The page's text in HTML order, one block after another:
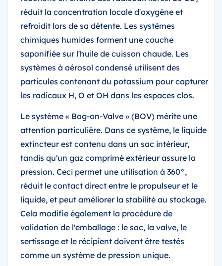
réduit la concentration locale d'oxygène et
refroidit lors de sa détente. Les systèmes
chimiques humides forment une couche
saponifiée sur l'huile de cuisson chaude. Les
systèmes à aérosol condensé utilisent des
particules contenant du potassium pour capturer
les radicaux H, O et OH dans les espaces clos.
Le système « Bag-on-Valve » (BOV) mérite une
attention particulière. Dans ce système, le liquide
extincteur est contenu dans un sac intérieur,
tandis qu'un gaz comprimé extérieur assure la
pression. Ceci permet une utilisation à 360°,
réduit le contact direct entre le propulseur et le
liquide, et peut améliorer la stabilité au stockage.
Cela modifie également la procédure de
validation de l'emballage : le sac, la valve, le
sertissage et le récipient doivent être testés
comme un système de pression unique.